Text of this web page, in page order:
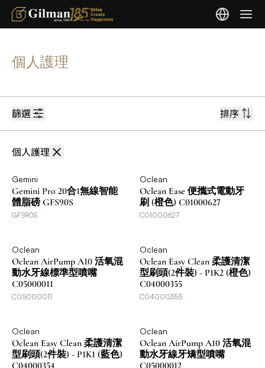
個人護理
篩選 排序
個人護理
Gemini
Gemini Pro 20合1無線智能
體脂磅 GFS90S
GFS90S
Oclean
Oclean Ease 便攜式電動牙
刷 (橙色) C01000627
C01000627
Oclean
Oclean AirPump A10 活氧混
動水牙線標準型噴嘴
C05000011
C05000011
Oclean
Oclean Easy Clean 柔護清潔
型刷頭(2件裝) - P1K2 (橙色)
C04000355
C04000355
Oclean
Oclean Easy Clean 柔護清潔
型刷頭(2件裝) - P1K1 (藍色)
C04000354
Oclean
Oclean AirPump A10 活氧混
動水牙線牙矯型噴嘴
C05000012